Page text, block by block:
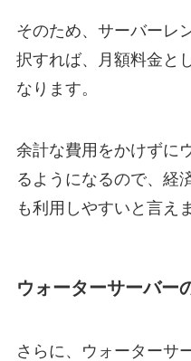
そのため、サーバーレ
択すれば、月額料金と
なります。
余計な費用をかけずに
るようになるので、経
も利用しやすいと言え
ウォーターサーバー
さらに、ウォーターサ